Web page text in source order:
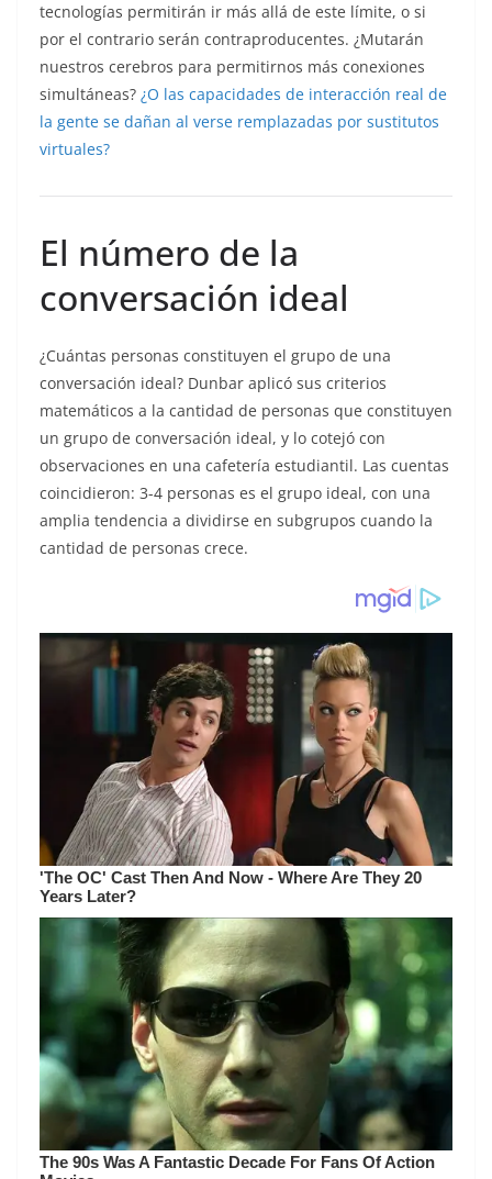
tecnologías permitirán ir más allá de este límite, o si
por el contrario serán contraproducentes. ¿Mutarán
nuestros cerebros para permitirnos más conexiones
simultáneas? ¿O las capacidades de interacción real de
la gente se dañan al verse remplazadas por sustitutos
virtuales?
El número de la
conversación ideal
¿Cuántas personas constituyen el grupo de una
conversación ideal? Dunbar aplicó sus criterios
matemáticos a la cantidad de personas que constituyen
un grupo de conversación ideal, y lo cotejó con
observaciones en una cafetería estudiantil. Las cuentas
coincidieron: 3-4 personas es el grupo ideal, con una
amplia tendencia a dividirse en subgrupos cuando la
cantidad de personas crece.